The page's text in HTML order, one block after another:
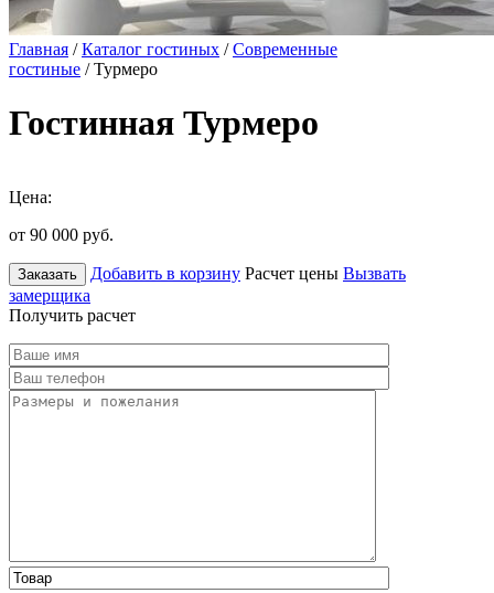
Главная /Каталог гостиных /Современные
гостиные / Турмеро
Гостинная Турмеро
Цена:
от 90 000 руб.
Заказать Добавить в корзину Расчет цены Вызвать
замерщика
Получить расчет